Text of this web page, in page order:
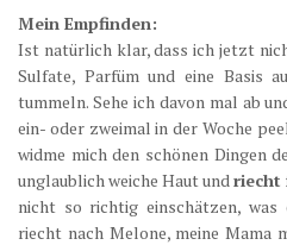
Mein Empfinden:
Ist natürlich klar, dass ich jetzt
Sulfate, Parfüm und eine Basis
tummeln. Sehe ich davon mal ab
ein- oder zweimal in der Woche
widme mich den schönen Dingen
unglaublich weiche Haut und riecht
nicht so richtig einschätzen,
riecht nach Melone, meine Mama